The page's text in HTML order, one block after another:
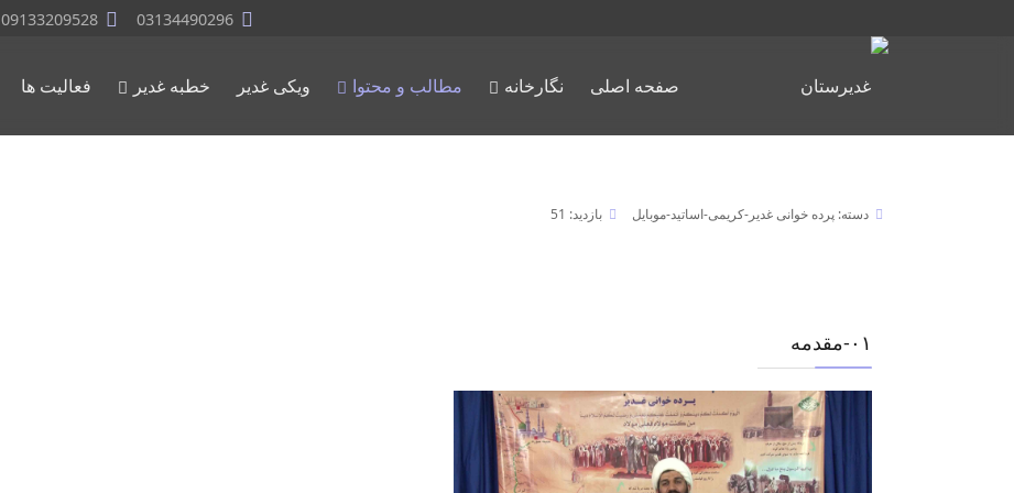
03134490296
09133209528
صفحه اصلی نگارخانه مطالب و محتوا ویکی غدیر خطبه غدیر فعالیت ها
دسته: پرده خوانی غدیر-کریمی-اساتید-موبایل بازدید: 51
۰١-مقدمه